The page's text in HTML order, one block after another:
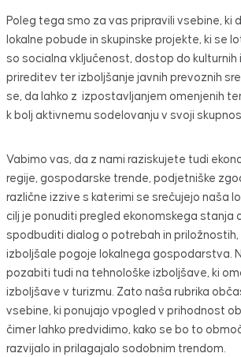
Poleg tega smo za vas pripravili vsebine, ki
lokalne pobude in skupinske projekte, ki se
so socialna vključenost, dostop do kulturnih
prireditev ter izboljšanje javnih prevoznih
se, da lahko z izpostavljanjem omenjenih
k bolj aktivnemu sodelovanju v svoji
Vabimo vas, da z nami raziskujete tudi
regije, gospodarske trende, podjetniške
različne izzive s katerimi se srečujejo naša
cilj je ponuditi pregled ekonomskega stanja
spodbuditi dialog o potrebah in priložnostih,
izboljšale pogoje lokalnega gospodarstva.
pozabiti tudi na tehnološke izboljšave, ki
izboljšave v turizmu. Zato naša rubrika
vsebine, ki ponujajo vpogled v prihodnost
čimer lahko predvidimo, kako se bo to
razvijalo in prilagajalo sodobnim trendom.